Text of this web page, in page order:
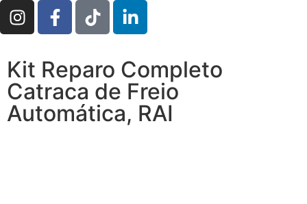
Kit Reparo Completo
Catraca de Freio
Automática, RAI